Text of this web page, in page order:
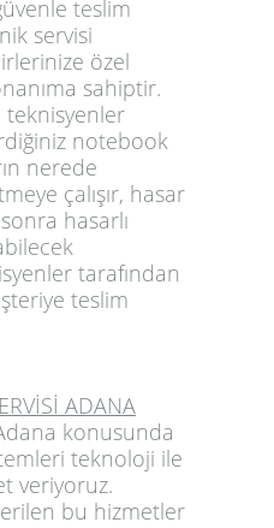
teslim
servisi
özel
sahiptir.
notebook
nerede
çalışır, hasar
hasarlı
tarafından
teslim
ADANA
konusunda
teknoloji ile
veriyoruz.
bu hizmetler